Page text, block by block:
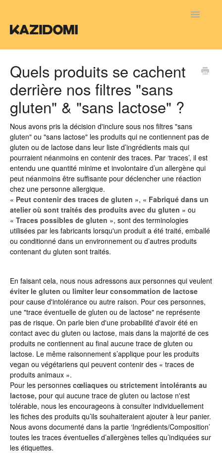
Toggle
FAQ NL
FAQ EN
Quels produits se cachent
derrière nos filtres "sans
gluten" & "sans lactose" ?
Nous avons pris la décision d'inclure sous nos filtres "sans
gluten" ou "sans lactose" les produits qui ne contiennent pas de
gluten ou de lactose dans leur liste d’ingrédients mais qui
pourraient néanmoins en contenir des traces. Par ‘traces’, il est
entendu une quantité minime et involontaire d’un allergène qui
peut néanmoins être suffisante pour déclencher une réaction
chez une personne allergique.
« Peut contenir des traces de gluten », « Fabriqué dans un
atelier où sont traités des produits avec du gluten » ou
« Traces possibles de gluten », sont des terminologies
utilisées par les fabricants lorsqu'un produit a été traité, emballé
ou conditionné dans un environnement ou d’autres produits
contenant du gluten sont traités.
En faisant cela, nous nous adressons aux personnes qui veulent
éviter le gluten ou limiter leur consommation de lactose
pour cause d'intolérance ou autre raison. Pour ces personnes,
une "trace éventuelle de gluten ou de lactose" ne représente
pas de risque. On parle bien d'une probabilité d'avoir été en
contact avec du gluten ou lactose, mais dans la majorité de ces
produits ne contiennent au final aucune trace de gluten ou
lactose. Le même raisonnement s’applique pour les produits
vegan ou végétariens qui peuvent contenir des « traces de
produits animaux ».
Pour les personnes cœliaques ou strictement intolérants au
lactose, pour qui aucune trace de gluten ou lactose n'est
tolérable, nous les encourageons à consulter individuellement
les fiches des produits qu’ils souhaiteraient ajouter à leur panier.
Nous avons documenté dans la partie ‘Ingrédients/Composition’
toutes les traces éventuelles d’allergènes telles qu’indiquées sur
les étiquettes.